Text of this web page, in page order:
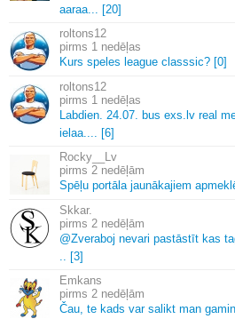
aaraa... [20]
roltons12
1 nedēļas
Kurs speles league classsic? [0]
roltons12
1 nedēļas
Labdien. 24.07. bus exs. lv real
ielaa.... [6]
Rocky__Lv
2 nedēļām
Spēļu portāla jaunākajiem
Skkar.
2 nedēļām
@Zveraboj nevari pastāstīt kas
.. [3]
Emkans
2 nedēļām
Čau, te kads var salikt man